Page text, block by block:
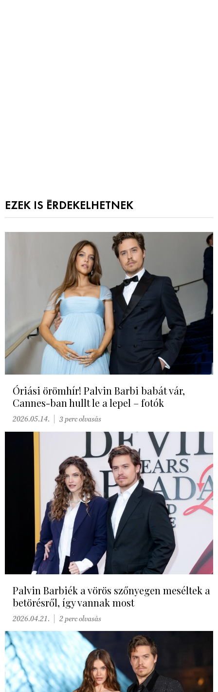
EZEK IS ÉRDEKELHETNEK
Óriási örömhír! Palvin Barbi babát vár,
Cannes-ban hullt le a lepel – fotók
2026.05.14. 3 perc olvasás
Palvin Barbiék a vörös szőnyegen meséltek a
betörésről, így vannak most
2026.04.21. 2 perc olvasás